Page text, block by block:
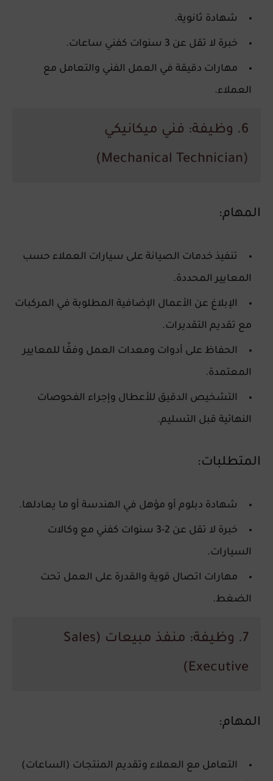
شهادة ثانوية.
خبرة لا تقل عن 3 سنوات كفني ساعات.
مهارات دقيقة في العمل الفني والتعامل مع
العملاء.
6. وظيفة: فني ميكانيكي
(Mechanical Technician)
المهام:
تنفيذ خدمات الصيانة على سيارات العملاء حسب
المعايير المحددة.
الإبلاغ عن الأعمال الإضافية المطلوبة في المركبات
مع تقديم التقديرات.
الحفاظ على أدوات ومعدات العمل وفقًا للمعايير
المعتمدة.
التشخيص الدقيق للأعطال وإجراء الفحوصات
النهائية قبل التسليم.
المتطلبات:
شهادة دبلوم أو مؤهل في الهندسة أو ما يعادلها.
خبرة لا تقل عن 2-3 سنوات كفني مع وكالات
السيارات.
مهارات اتصال قوية والقدرة على العمل تحت
الضغط.
7. وظيفة: منفذ مبيعات (Sales
Executive)
المهام:
التعامل مع العملاء وتقديم المنتجات (الساعات)